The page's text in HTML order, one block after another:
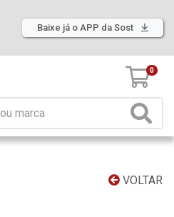
Baixe já o APP da Sost
0
VOLTAR